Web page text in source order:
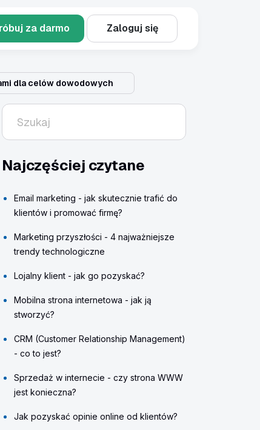
za darmo Zaloguj się
dla celów dowodowych
Najczęściej czytane
Email marketing - jak skutecznie trafić do
klientów i promować firmę?
Marketing przyszłości - 4 najważniejsze
trendy technologiczne
Lojalny klient - jak go pozyskać?
Mobilna strona internetowa - jak ją
stworzyć?
CRM (Customer Relationship Management)
- co to jest?
Sprzedaż w internecie - czy strona WWW
jest konieczna?
Jak pozyskać opinie online od klientów?